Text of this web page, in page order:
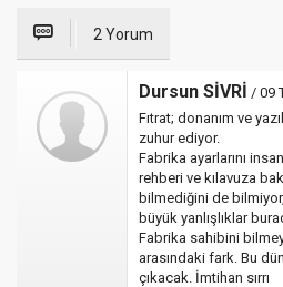
2 Yorum
Dursun SİVRİ / 09
Fıtrat; donanım ve
zuhur ediyor.
Fabrika ayarlarını
rehberi ve kılavuza
bilmediğini de
büyük yanlışlıklar
Fabrika sahibini
arasındaki fark. Bu
çıkacak. İmtihan sırrı